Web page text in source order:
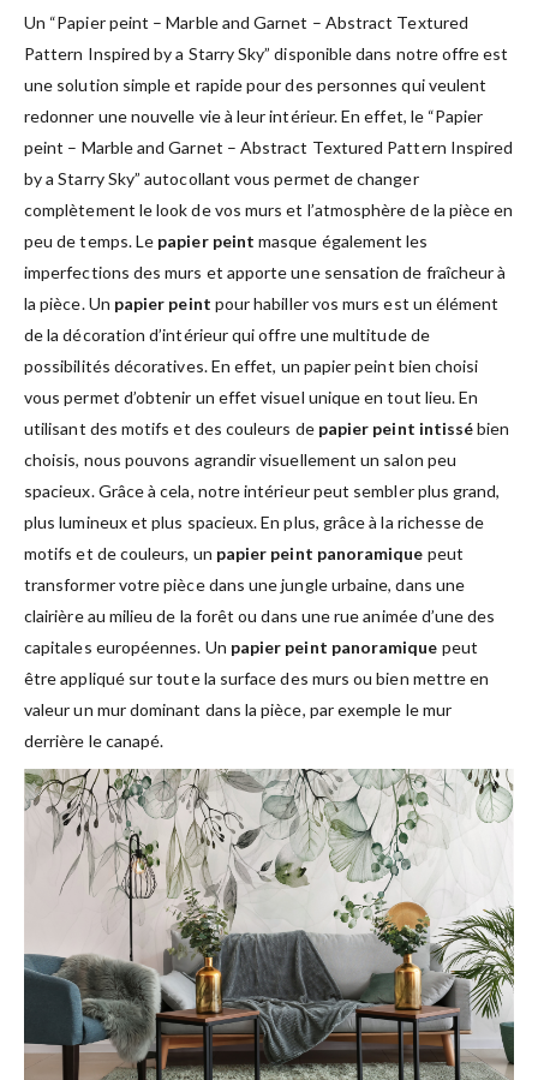
Un “Papier peint – Marble and Garnet – Abstract Textured
Pattern Inspired by a Starry Sky” disponible dans notre offre est
une solution simple et rapide pour des personnes qui veulent
redonner une nouvelle vie à leur intérieur. En effet, le “Papier
peint – Marble and Garnet – Abstract Textured Pattern Inspired
by a Starry Sky” autocollant vous permet de changer
complètement le look de vos murs et l’atmosphère de la pièce en
peu de temps. Le papier peint masque également les
imperfections des murs et apporte une sensation de fraîcheur à
la pièce. Un papier peint pour habiller vos murs est un élément
de la décoration d’intérieur qui offre une multitude de
possibilités décoratives. En effet, un papier peint bien choisi
vous permet d’obtenir un effet visuel unique en tout lieu. En
utilisant des motifs et des couleurs de papier peint intissébien
choisis, nous pouvons agrandir visuellement un salon peu
spacieux. Grâce à cela, notre intérieur peut sembler plus grand,
plus lumineux et plus spacieux. En plus, grâce à la richesse de
motifs et de couleurs, un papier peint panoramique peut
transformer votre pièce dans une jungle urbaine, dans une
clairière au milieu de la forêt ou dans une rue animée d’une des
capitales européennes. Un papier peint panoramique peut
être appliqué sur toute la surface des murs ou bien mettre en
valeur un mur dominant dans la pièce, par exemple le mur
derrière le canapé.